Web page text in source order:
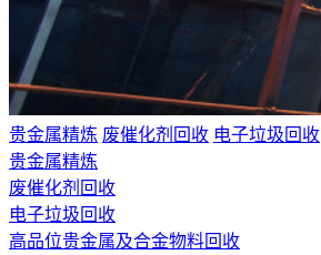
贵金属精炼 废催化剂回收 电子垃圾回收
贵金属精炼
废催化剂回收
电子垃圾回收
高品位贵金属及合金物料回收